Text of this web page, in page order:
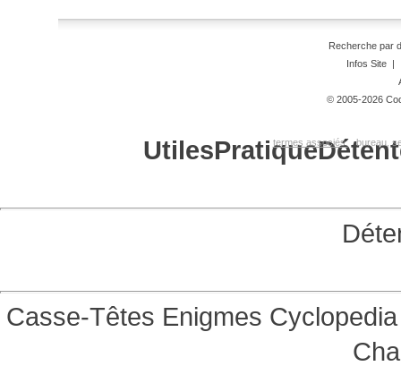
Recherche par
Infos Site|
© 2005-2026
termes associés: bureau,
UtilesPratique
Casse-Têtes Enigmes